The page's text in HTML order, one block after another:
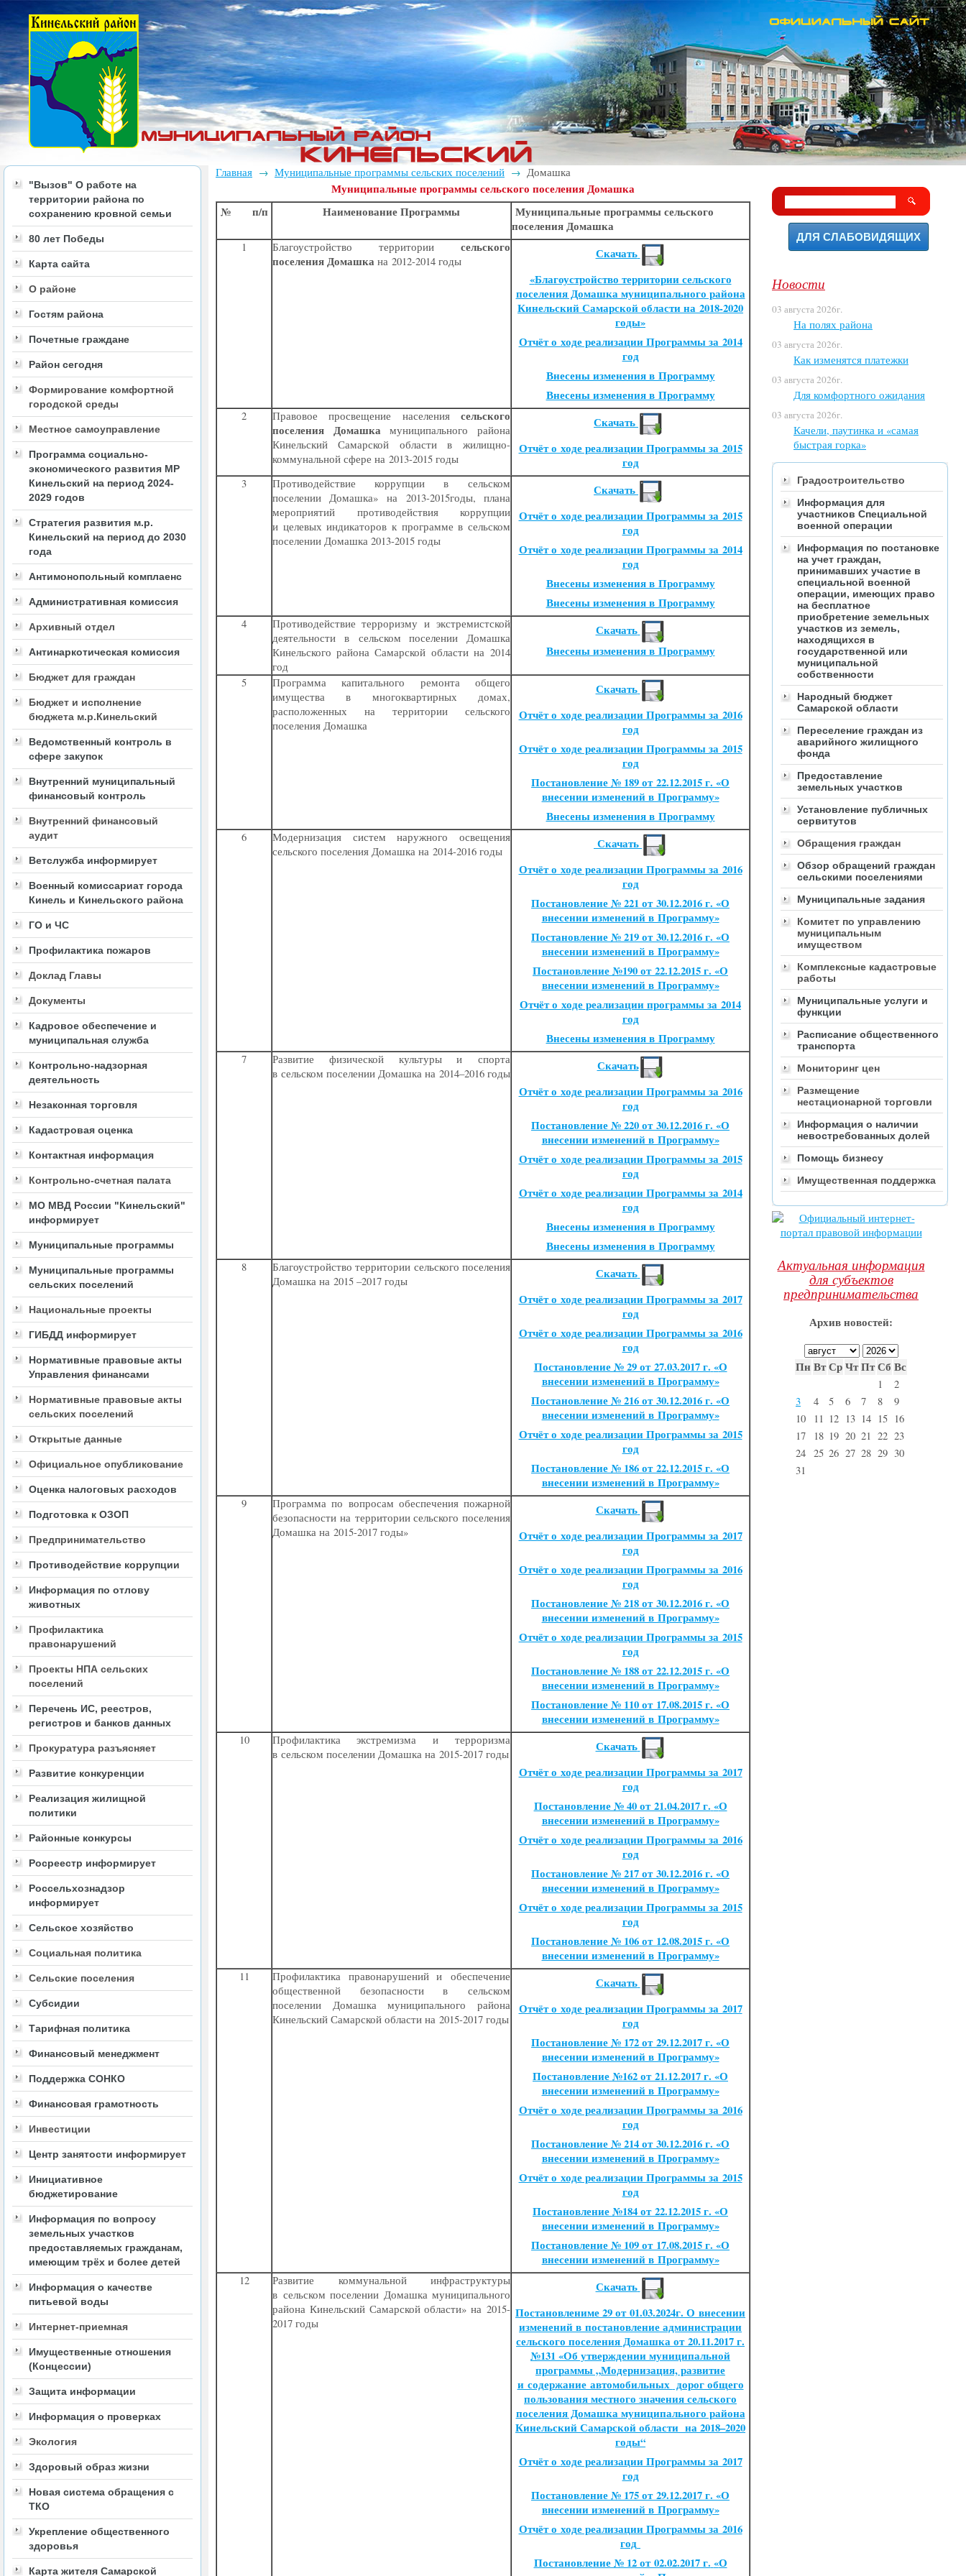
"Вызов" О работе на
территории района по
сохранению кровной семьи
80 лет Победы
Карта сайта
О районе
Гостям района
Почетные граждане
Район сегодня
Формирование комфортной
городской среды
Местное самоуправление
Программа социально-
экономического развития МР
Кинельский на период 2024-
2029 годов
Стратегия развития м.р.
Кинельский на период до 2030
года
Антимонопольный комплаенс
Административная комиссия
Архивный отдел
Антинаркотическая комиссия
Бюджет для граждан
Бюджет и исполнение
бюджета м.р.Кинельский
Ведомственный контроль в
сфере закупок
Внутренний муниципальный
финансовый контроль
Внутренний финансовый
аудит
Ветслужба информирует
Военный комиссариат города
Кинель и Кинельского района
ГО и ЧС
Профилактика пожаров
Доклад Главы
Документы
Кадровое обеспечение и
муниципальная служба
Контрольно-надзорная
деятельность
Незаконная торговля
Кадастровая оценка
Контактная информация
Контрольно-счетная палата
МО МВД России "Кинельский"
информирует
Муниципальные программы
Муниципальные программы
сельских поселений
Национальные проекты
ГИБДД информирует
Нормативные правовые акты
Управления финансами
Нормативные правовые акты
сельских поселений
Открытые данные
Официальное опубликование
Оценка налоговых расходов
Подготовка к ОЗОП
Предпринимательство
Противодействие коррупции
Информация по отлову
животных
Профилактика
правонарушений
Проекты НПА сельских
поселений
Перечень ИС, реестров,
регистров и банков данных
Прокуратура разъясняет
Развитие конкуренции
Реализация жилищной
политики
Районные конкурсы
Росреестр информирует
Россельхознадзор
информирует
Сельское хозяйство
Социальная политика
Сельские поселения
Субсидии
Тарифная политика
Финансовый менеджмент
Поддержка СОНКО
Финансовая грамотность
Инвестиции
Центр занятости информирует
Инициативное
бюджетирование
Информация по вопросу
земельных участков
предоставляемых гражданам,
имеющим трёх и более детей
Информация о качестве
питьевой воды
Интернет-приемная
Имущественные отношения
(Концессии)
Защита информации
Информация о проверках
Экология
Здоровый образ жизни
Новая система обращения с
ТКО
Укрепление общественного
здоровья
Карта жителя Самарской
Главная → Муниципальные программы сельских поселений → Домашка
Муниципальные программы сельского поселения Домашка
№ п/п
Наименование Программы
Муниципальные программы сельского
поселения Домашка
1 Благоустройство территории сельского
поселения Домашка на 2012-2014 годы
Скачать
«Благоустройство территории сельского
поселения Домашка муниципального района
Кинельский Самарской области на 2018-2020
годы»
Отчёт о ходе реализации Программы за 2014
год
Внесены изменения в Программу
Внесены изменения в Программу
2 Правовое просвещение населения сельского
поселения Домашкамуниципального района
Кинельский Самарской области в жилищно-
коммунальной сфере на 2013-2015 годы
Скачать
Отчёт о ходе реализации Программы за 2015
год
3
Противодействие коррупции в сельском
поселении Домашка» на 2013-2015годы, плана
мероприятий противодействия коррупции
и целевых индикаторов к программе в сельском
поселении Домашка 2013-2015 годы
Скачать
Отчёт о ходе реализации Программы за 2015
год
Отчёт о ходе реализации Программы за 2014
год
Внесены изменения в Программу
Внесены изменения в Программу
4
Противодействие терроризму и экстремистской
деятельности в сельском поселении Домашка
Кинельского района Самарской области на 2014
год
Скачать
Внесены изменения в Программу
5
Программа капитального ремонта общего
имущества в многоквартирных домах,
расположенных на территории сельского
поселения Домашка
Скачать
Отчёт о ходе реализации Программы за 2016
год
Отчёт о ходе реализации Программы за 2015
год
Постановление № 189 от 22.12.2015 г. «О
внесении изменений в Программу»
Внесены изменения в Программу
6
Модернизация систем наружного освещения
сельского поселения Домашка на 2014-2016 годы
Скачать
Отчёт о ходе реализации Программы за 2016
год
Постановление № 221 от 30.12.2016 г. «О
внесении изменений в Программу»
Постановление № 219 от 30.12.2016 г. «О
внесении изменений в Программу»
Постановление №190 от 22.12.2015 г. «О
внесении изменений в Программу»
Отчёт о ходе реализации программы за 2014
год
Внесены изменения в Программу
7
Развитие физической культуры и спорта
в сельском поселении Домашка на 2014–2016 годы
Скачать
Отчёт о ходе реализации Программы за 2016
год
Постановление № 220 от 30.12.2016 г. «О
внесении изменений в Программу»
Отчёт о ходе реализации Программы за 2015
год
Отчёт о ходе реализации Программы за 2014
год
Внесены изменения в Программу
Внесены изменения в Программу
8
Благоустройство территории сельского поселения
Домашка на 2015 –2017 годы
Скачать
Отчёт о ходе реализации Программы за 2017
год
Отчёт о ходе реализации Программы за 2016
год
Постановление № 29 от 27.03.2017 г. «О
внесении изменений в Программу»
Постановление № 216 от 30.12.2016 г. «О
внесении изменений в Программу»
Отчёт о ходе реализации Программы за 2015
год
Постановление № 186 от 22.12.2015 г. «О
внесении изменений в Программу»
9
Программа по вопросам обеспечения пожарной
безопасности на территории сельского поселения
Домашка на 2015-2017 годы»
Скачать
Отчёт о ходе реализации Программы за 2017
год
Отчёт о ходе реализации Программы за 2016
год
Постановление № 218 от 30.12.2016 г. «О
внесении изменений в Программу»
Отчёт о ходе реализации Программы за 2015
год
Постановление № 188 от 22.12.2015 г. «О
внесении изменений в Программу»
Постановление № 110 от 17.08.2015 г. «О
внесении изменений в Программу»
10
Профилактика экстремизма и терроризма
в сельском поселении Домашка на 2015-2017 годы
Скачать
Отчёт о ходе реализации Программы за 2017
год
Постановление № 40 от 21.04.2017 г. «О
внесении изменений в Программу»
Отчёт о ходе реализации Программы за 2016
год
Постановление № 217 от 30.12.2016 г. «О
внесении изменений в Программу»
Отчёт о ходе реализации Программы за 2015
год
Постановление № 106 от 12.08.2015 г. «О
внесении изменений в Программу»
11
Профилактика правонарушений и обеспечение
общественной безопасности в сельском
поселении Домашка муниципального района
Кинельский Самарской области на 2015-2017 годы
Скачать
Отчёт о ходе реализации Программы за 2017
год
Постановление № 172 от 29.12.2017 г. «О
внесении изменений в Программу»
Постановление №162 от 21.12.2017 г. «О
внесении изменений в Программу»
Отчёт о ходе реализации Программы за 2016
год
Постановление № 214 от 30.12.2016 г. «О
внесении изменений в Программу»
Отчёт о ходе реализации Программы за 2015
год
Постановление №184 от 22.12.2015 г. «О
внесении изменений в Программу»
Постановление № 109 от 17.08.2015 г. «О
внесении изменений в Программу»
12
Развитие коммунальной инфраструктуры
в сельском поселении Домашка муниципального
района Кинельский Самарской области» на 2015-
2017 годы
Скачать
Постановлениме 29 от 01.03.2024г. О внесении
изменений в постановление администрации
сельского поселения Домашка от 20.11.2017 г.
№131«Об утверждении муниципальной
программы „Модернизация, развитие
и содержание автомобильных дорог общего
пользования местного значения сельского
поселения Домашка муниципального района
Кинельский Самарской области на 2018–2020
годы“
Отчёт о ходе реализации Программы за 2017
год
Постановление № 175 от 29.12.2017 г. «О
внесении изменений в Программу»
Отчёт о ходе реализации Программы за 2016
год
Постановление № 12 от 02.02.2017 г. «О
ДЛЯ СЛАБОВИДЯЩИХ
Новости
03 августа 2026г.
На полях района
03 августа 2026г.
Как изменятся платежки
03 августа 2026г.
Для комфортного ожидания
03 августа 2026г.
Качели, паутинка и «самая
быстрая горка»
Градостроительство
Информация для
участников Специальной
военной операции
Информация по постановке
на учет граждан,
принимавших участие в
специальной военной
операции, имеющих право
на бесплатное
приобретение земельных
участков из земель,
находящихся в
государственной или
муниципальной
собственности
Народный бюджет
Самарской области
Переселение граждан из
аварийного жилищного
фонда
Предоставление
земельных участков
Установление публичных
сервитутов
Обращения граждан
Обзор обращений граждан
сельскими поселениями
Муниципальные задания
Комитет по управлению
муниципальным
имуществом
Комплексные кадастровые
работы
Муниципальные услуги и
функции
Расписание общественного
транспорта
Мониторинг цен
Размещение
нестационарной торговли
Информация о наличии
невостребованных долей
Помощь бизнесу
Имущественная поддержка
Актуальная информация
для субъектов
предпринимательства
Архив новостей:
Пн ВтСрЧтПтСб Вс
1
2
3
4 5 6 7 8
9
10
11 12 13 14 15 16
17
18 19 20 21 22 23
24 25 26 27 28 29 30
31